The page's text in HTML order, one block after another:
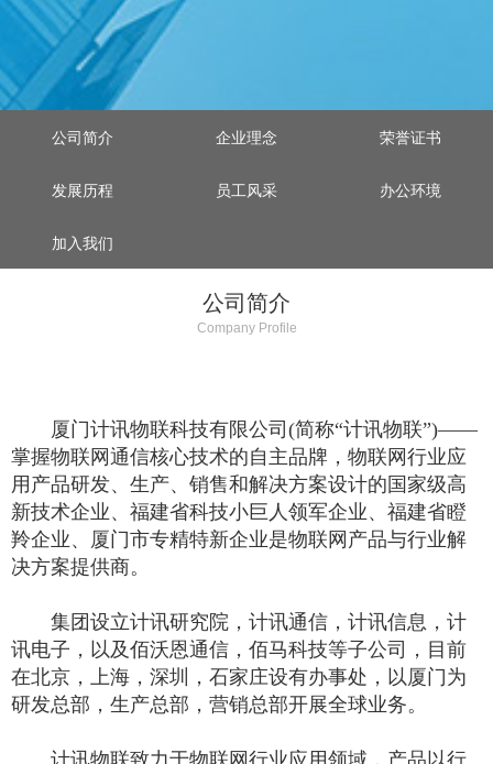
公司简介 企业理念 荣誉证书
发展历程 员工风采 办公环境
加入我们
公司简介
Company Profile
厦门计讯物联科技有限公司(简称“计讯物联”)——
掌握物联网通信核心技术的自主品牌，物联网行业应
用产品研发、生产、销售和解决方案设计的国家级高
新技术企业、福建省科技小巨人领军企业、福建省瞪
羚企业、厦门市专精特新企业是物联网产品与行业解
决方案提供商。
集团设立计讯研究院，计讯通信，计讯信息，计
讯电子，以及佰沃恩通信，佰马科技等子公司，目前
在北京，上海，深圳，石家庄设有办事处，以厦门为
研发总部，生产总部，营销总部开展全球业务。
计讯物联致力于物联网行业应用领域，产品以行